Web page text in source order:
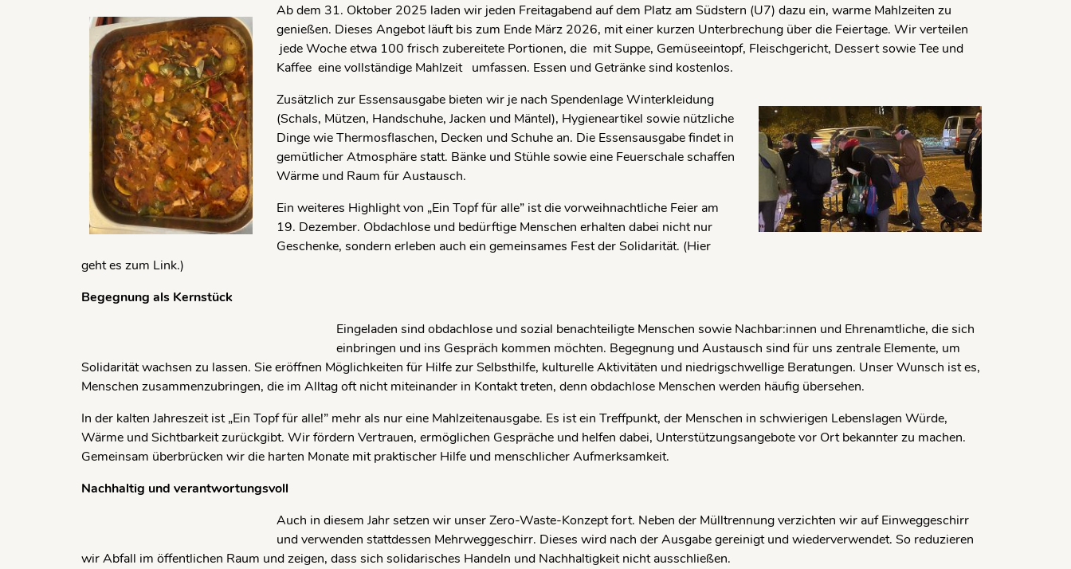
Ab dem 31. Oktober 2025 laden wir jeden Freitagabend auf dem Platz am Südstern (U7) dazu ein, warme Mahlzeiten zu
genießen. Dieses Angebot läuft bis zum Ende März 2026, mit einer kurzen Unterbrechung über die Feiertage. Wir verteilen
jede Woche etwa 100 frisch zubereitete Portionen, die mit Suppe, Gemüseeintopf, Fleischgericht, Dessert sowie Tee und
Kaffee eine vollständige Mahlzeit umfassen. Essen und Getränke sind kostenlos.
Zusätzlich zur Essensausgabe bieten wir je nach Spendenlage Winterkleidung
(Schals, Mützen, Handschuhe, Jacken und Mäntel), Hygieneartikel sowie nützliche
Dinge wie Thermosflaschen, Decken und Schuhe an. Die Essensausgabe findet in
gemütlicher Atmosphäre statt. Bänke und Stühle sowie eine Feuerschale schaffen
Wärme und Raum für Austausch.
Ein weiteres Highlight von „Ein Topf für alle” ist die vorweihnachtliche Feier am
19. Dezember. Obdachlose und bedürftige Menschen erhalten dabei nicht nur
Geschenke, sondern erleben auch ein gemeinsames Fest der Solidarität. (Hier
geht es zum Link.)
Begegnung als Kernstück
Eingeladen sind obdachlose und sozial benachteiligte Menschen sowie Nachbar:innen und Ehrenamtliche, die sich
einbringen und ins Gespräch kommen möchten. Begegnung und Austausch sind für uns zentrale Elemente, um
Solidarität wachsen zu lassen. Sie eröffnen Möglichkeiten für Hilfe zur Selbsthilfe, kulturelle Aktivitäten und niedrigschwellige Beratungen. Unser Wunsch ist es,
Menschen zusammenzubringen, die im Alltag oft nicht miteinander in Kontakt treten, denn obdachlose Menschen werden häufig übersehen.
In der kalten Jahreszeit ist „Ein Topf für alle!” mehr als nur eine Mahlzeitenausgabe. Es ist ein Treffpunkt, der Menschen in schwierigen Lebenslagen Würde,
Wärme und Sichtbarkeit zurückgibt. Wir fördern Vertrauen, ermöglichen Gespräche und helfen dabei, Unterstützungsangebote vor Ort bekannter zu machen.
Gemeinsam überbrücken wir die harten Monate mit praktischer Hilfe und menschlicher Aufmerksamkeit.
Nachhaltig und verantwortungsvoll
Auch in diesem Jahr setzen wir unser Zero-Waste-Konzept fort. Neben der Mülltrennung verzichten wir auf Einweggeschirr
und verwenden stattdessen Mehrweggeschirr. Dieses wird nach der Ausgabe gereinigt und wiederverwendet. So reduzieren
wir Abfall im öffentlichen Raum und zeigen, dass sich solidarisches Handeln und Nachhaltigkeit nicht ausschließen.